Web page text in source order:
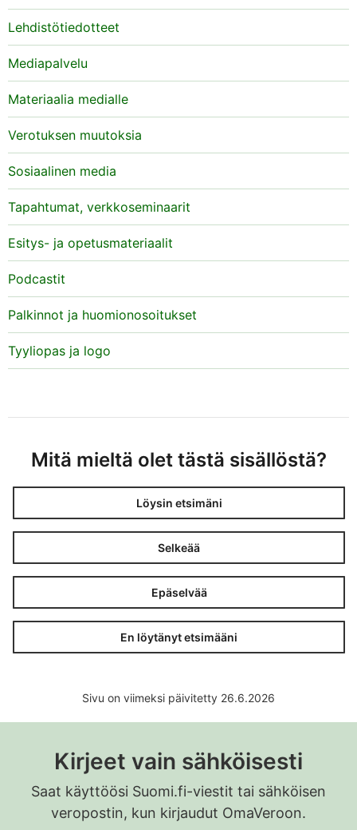
Lehdistötiedotteet
Mediapalvelu
Materiaalia medialle
Verotuksen muutoksia
Sosiaalinen media
Tapahtumat, verkkoseminaarit
Esitys- ja opetusmateriaalit
Podcastit
Palkinnot ja huomionosoitukset
Tyyliopas ja logo
Mitä mieltä olet tästä sisällöstä?
Löysin etsimäni
Selkeää
Epäselvää
En löytänyt etsimääni
Sivu on viimeksi päivitetty 26.6.2026
Kirjeet vain sähköisesti
Saat käyttöösi Suomi.fi-viestit tai sähköisen
veropostin, kun kirjaudut OmaVeroon.